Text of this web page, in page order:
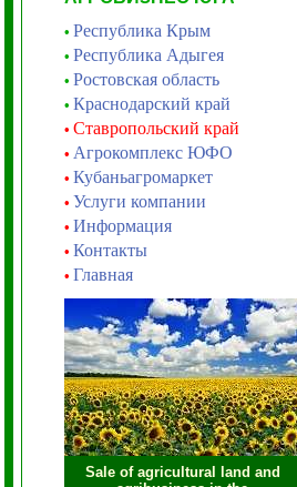
• Республика Крым
• Республика Адыгея
• Ростовская область
• Краснодарский край
• Ставропольский край
• Агрокомплекс ЮФО
• Кубаньагромаркет
• Услуги компании
• Информация
• Контакты
• Главная
Sale of agricultural land and